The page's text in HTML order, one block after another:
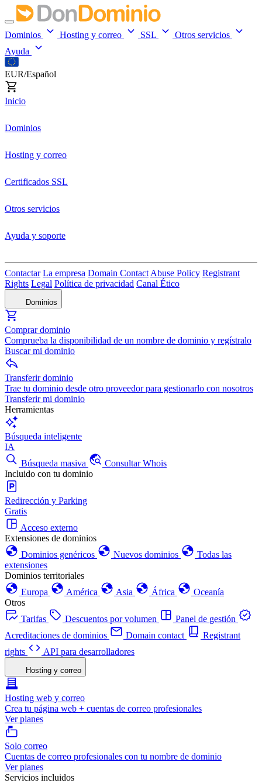
Dominios Hosting y correo SSL
Otros servicios
Ayuda
EUR/Español
Inicio
Dominios
Hosting y correo
Certificados SSL
Otros servicios
Ayuda y soporte
Contactar La empresa Domain Contact Abuse Policy Registrant
Rights Legal Política de privacidad Canal Ético
Dominios
Comprar dominio
Comprueba la disponibilidad de un nombre de dominio y regístralo
Buscar mi dominio
Transferir dominio
Trae tu dominio desde otro proveedor para gestionarlo con nosotros
Transferir mi dominio
Herramientas
Búsqueda inteligente
IA
Búsqueda masiva
Consultar Whois
Incluido con tu dominio
Redirección y Parking
Gratis
Acceso externo
Extensiones de dominios
Dominios genéricos
Nuevos dominios
Todas las
extensiones
Dominios territoriales
Europa
América Asia África
Oceanía
Otros
Tarifas
Descuentos por volumen
Panel de gestión
Acreditaciones de dominios
Domain contact
Registrant
rights
API para desarrolladores
Hosting y correo
Hosting web y correo
Crea tu página web + cuentas de correo profesionales
Ver planes
Solo correo
Cuentas de correo profesionales con tu nombre de dominio
Ver planes
Servicios incluidos